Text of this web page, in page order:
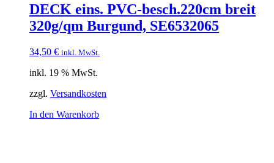
DECK eins. PVC-besch.220cm breit
320g/qm Burgund, SE6532065
34,50 € inkl. MwSt.
inkl. 19 % MwSt.
zzgl. Versandkosten
In den Warenkorb